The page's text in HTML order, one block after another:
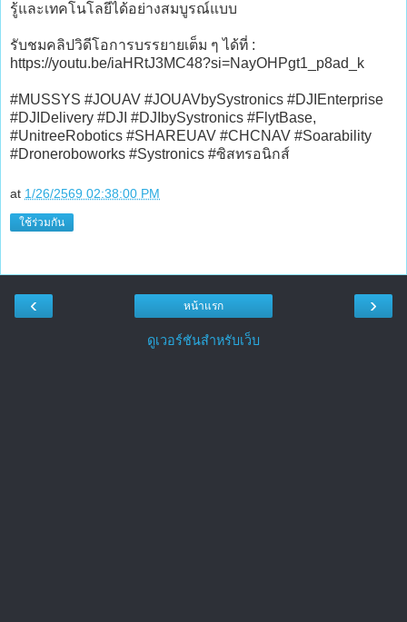
รู้และเทคโนโลยีได้อย่างสมบูรณ์แบบ
รับชมคลิปวิดีโอการบรรยายเต็ม ๆ ได้ที่ :
https://youtu.be/iaHRtJ3MC48?si=NayOHPgt1_p8ad_k
#MUSSYS #JOUAV #JOUAVbySystronics #DJIEnterprise
#DJIDelivery #DJI #DJIbySystronics #FlytBase,
#UnitreeRobotics #SHAREUAV #CHCNAV #Soarability
#Droneroboworks #Systronics #ซิสทรอนิกส์
at 1/26/2569 02:38:00 PM
ใช้ร่วมกัน
‹ ›
หน้าแรก
ดูเวอร์ชันสำหรับเว็บ